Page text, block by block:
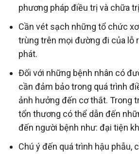
phương pháp điều trị và chữa
Cần vét sạch những tổ chức
trùng trên mọi đường đi của lỗ
phát.
Đối với những bệnh nhân có
cần đảm bảo trong quá trình
ảnh hưởng đến cơ thắt. Trong
tổn thương có thể dẫn đến
đến người bệnh như: đại tiện
Chú ý đến quá trình hậu phẫu,